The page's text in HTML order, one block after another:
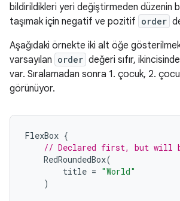
bildirildikleri yeri değiştirmeden düzenin
taşımak için negatif ve pozitif order
Aşağıdaki örnekte iki alt öğe
varsayılan order değeri sıfır,
var. Sıralamadan sonra 1. çocuk, 2.
görünüyor.
FlexBox {
// Declared first, but will
RedRoundedBox(
title = "World"
)